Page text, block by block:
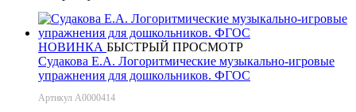
НОВИНКА БЫСТРЫЙ ПРОСМОТР
Судакова Е.А. Логоритмические музыкально-игровые
упражнения для дошкольников. ФГОС
Артикул А0000414